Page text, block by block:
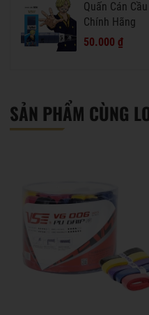
Quấn Cán
Chính Hãng
50.000 ₫
SẢN PHẨM CÙNG